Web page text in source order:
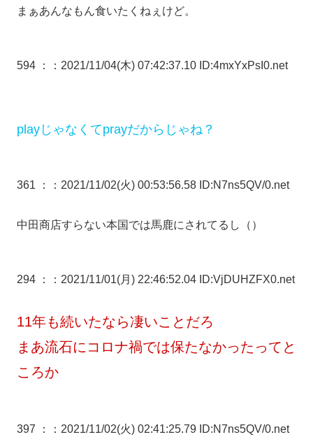
まぁあんなもん食いたくねぇけど。
594 ： ：2021/11/04(木) 07:42:37.10 ID:4mxYxPsI0.net
playじゃなくてprayだからじゃね？
361 ： ：2021/11/02(火) 00:53:56.58 ID:N7ns5QV/0.net
中田商店すらない本国では馬鹿にされてるし（）
294 ： ：2021/11/01(月) 22:46:52.04 ID:VjDUHZFX0.net
11年も続いたなら凄いことだろ
まあ流石にコロナ禍では保たなかったってと
ころか
397 ： ：2021/11/02(火) 02:41:25.79 ID:N7ns5QV/0.net